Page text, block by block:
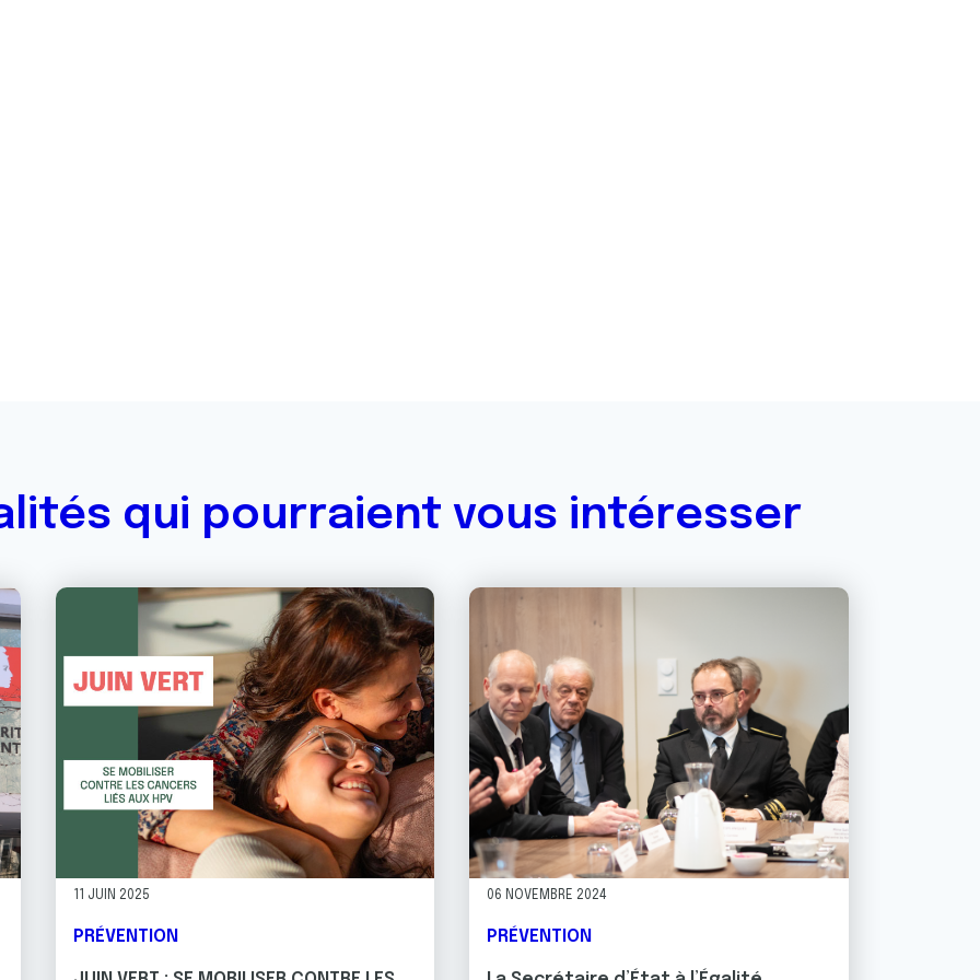
qui pourraient vous intéresser
11 JUIN 2025
PRÉVENTION
06 NOVEMBRE 2024
PRÉVENTION